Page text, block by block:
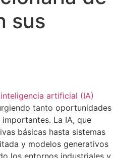
sus
inteligencia artificial (IA)
tanto oportunidades
La IA, que
básicas hasta sistemas
y modelos generativos
los entornos industriales y